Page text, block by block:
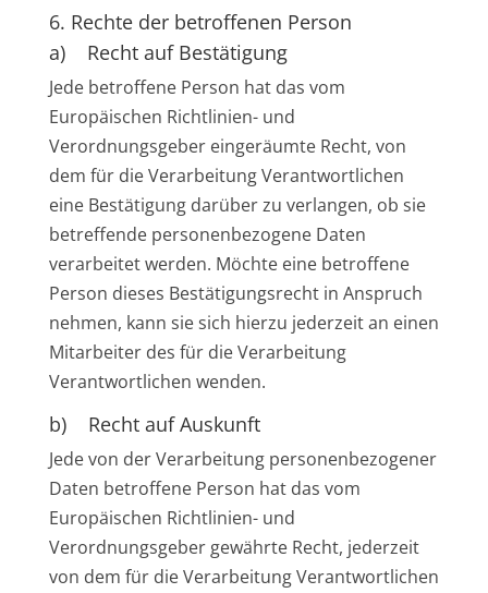
6. Rechte der betroffenen Person
a) Recht auf Bestätigung
Jede betroffene Person hat das vom
Europäischen Richtlinien- und
Verordnungsgeber eingeräumte Recht, von
dem für die Verarbeitung Verantwortlichen
eine Bestätigung darüber zu verlangen, ob sie
betreffende personenbezogene Daten
verarbeitet werden. Möchte eine betroffene
Person dieses Bestätigungsrecht in Anspruch
nehmen, kann sie sich hierzu jederzeit an einen
Mitarbeiter des für die Verarbeitung
Verantwortlichen wenden.
b) Recht auf Auskunft
Jede von der Verarbeitung personenbezogener
Daten betroffene Person hat das vom
Europäischen Richtlinien- und
Verordnungsgeber gewährte Recht, jederzeit
von dem für die Verarbeitung Verantwortlichen